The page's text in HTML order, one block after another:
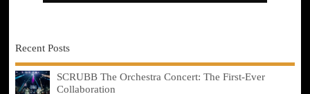
Recent Posts
SCRUBB The Orchestra Concert: The First-Ever
Collaboration